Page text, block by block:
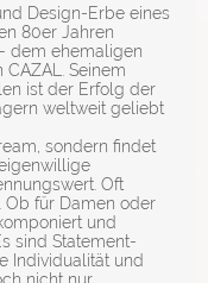
Design-Erbe eines
80er Jahren
dem ehemaligen
Seinem
ist der Erfolg der
weltweit geliebt
sondern findet
Oft
Ob für Damen oder
und
sind Statement-
Individualität und